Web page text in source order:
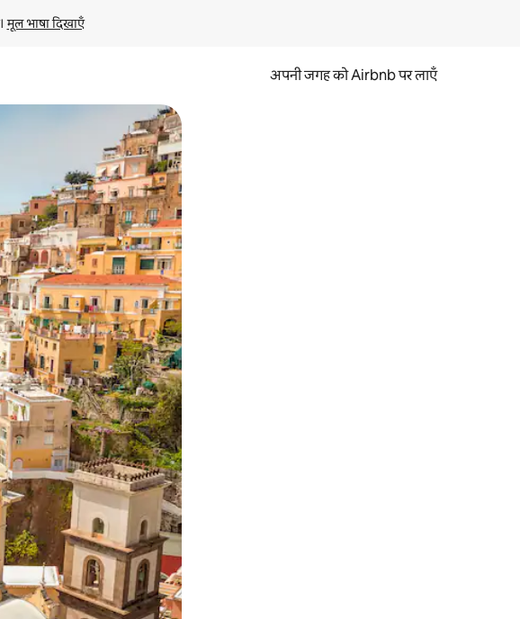
मूल भाषा दिखाएँ
अपनी जगह को Airbnb पर लाएँ
एक्सप्लोर करें।